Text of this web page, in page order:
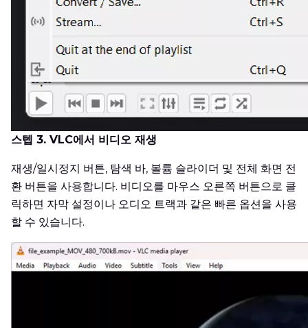
스텝 3. VLC에서 비디오 재생
재생/일시정지 버튼, 탐색 바, 볼륨 슬라이더 및 전체 화면 전
환 버튼을 사용합니다. 비디오를 마우스 오른쪽 버튼으로 클
릭하면 자막 설정이나 오디오 트랙과 같은 빠른 옵션을 사용
할 수 있습니다.